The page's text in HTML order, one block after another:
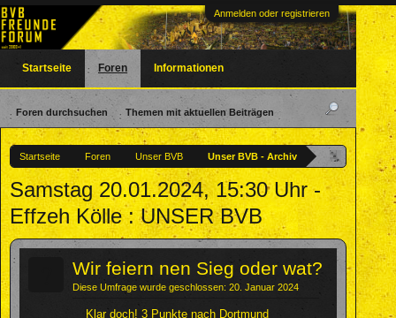
Anmelden oder registrieren
Startseite Foren Unser BVB Unser BVB - Archiv
Samstag 20.01.2024, 15:30 Uhr -
Effzeh Kölle : UNSER BVB
Wir feiern nen Sieg oder wat?
Diese Umfrage wurde geschlossen: 20. Januar 2024
Klar doch! 3 Punkte nach Dortmund
Startseite Foren
Foren durchsuchen Themen mit aktuellen Beiträgen
Informationen